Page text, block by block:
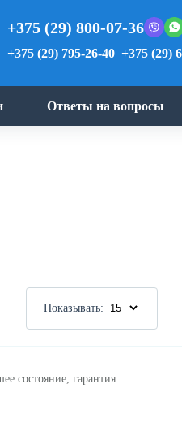
+375 (29) 800-07-36
+375 (29) 795-26-40 +375 (29)
Ответы на вопросы
Показывать:
состояние, гарантия ..